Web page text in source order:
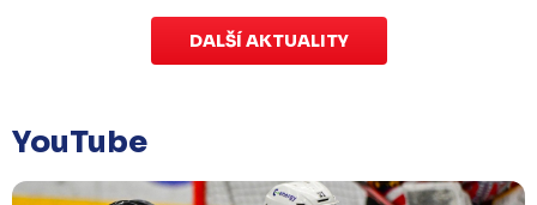
Zápas dorostu je odložen
které se mělo odehrát v pátek 30. ledna ve 14:15,
odloženo!Odehraje se v náhradním termínu, o
kterém se bude jednat.
DALŠÍ AKTUALITY
YouTube